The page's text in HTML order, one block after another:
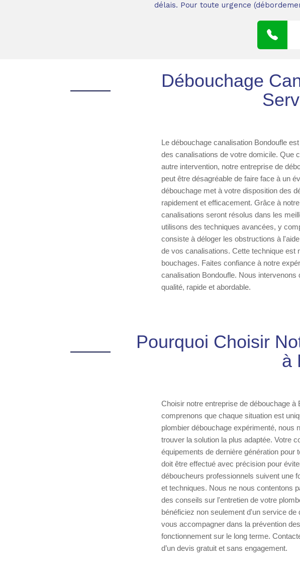
délais. Pour toute urgence
Débouchage
Le débouchage canalisation Bondoufle
des canalisations de votre domicile. Que
autre intervention, notre entreprise de
peut être désagréable de faire face à un
débouchage met à votre disposition des
rapidement et efficacement. Grâce à
canalisations seront résolus dans les
utilisons des techniques avancées, y
consiste à déloger les obstructions à
de vos canalisations. Cette technique est
bouchages. Faites confiance à notre
canalisation Bondoufle. Nous
qualité, rapide et abordable.
Pourquoi Choisir
à
Choisir notre entreprise de débouchage
comprenons que chaque situation est
plombier débouchage expérimenté, nous
trouver la solution la plus adaptée. Votre
équipements de dernière génération pour
doit être effectué avec précision pour
déboucheurs professionnels suivent une
et techniques. Nous ne nous contentons
des conseils sur l'entretien de votre
bénéficiez non seulement d'un service
vous accompagner dans la prévention
fonctionnement sur le long terme.
d’un devis gratuit et sans engagement.